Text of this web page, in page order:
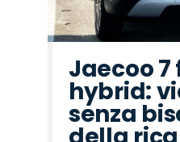
Jaecoo 7
hybrid:
senza